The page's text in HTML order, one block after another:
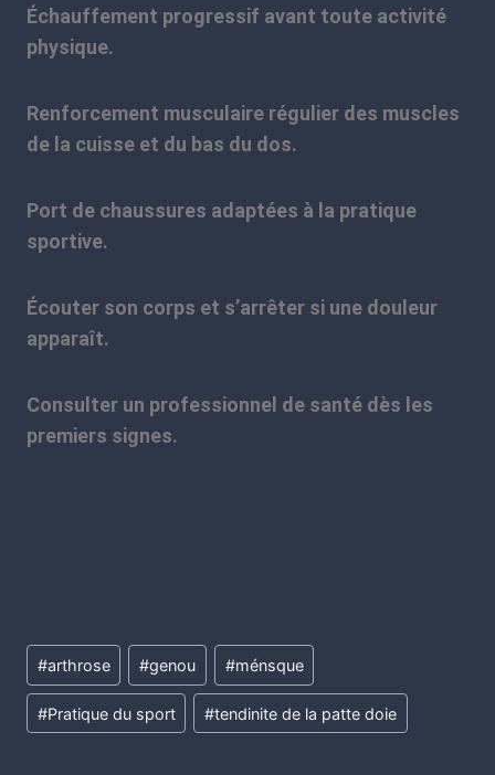
Échauffement progressif avant toute activité
physique.
Renforcement musculaire régulier des muscles
de la cuisse et du bas du dos.
Port de chaussures adaptées à la pratique
sportive.
Écouter son corps et s’arrêter si une douleur
apparaît.
Consulter un professionnel de santé dès les
premiers signes.
#arthrose #genou #ménsque
#Pratique du sport #tendinite de la patte doie